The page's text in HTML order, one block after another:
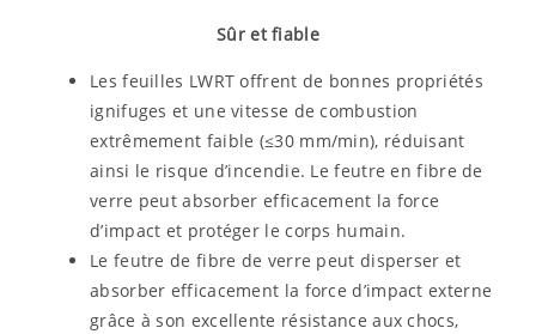
Sûr et fiable
Les feuilles LWRT offrent de bonnes propriétés
ignifuges et une vitesse de combustion
extrêmement faible (≤30 mm/min), réduisant
ainsi le risque d’incendie. Le feutre en fibre de
verre peut absorber efficacement la force
d’impact et protéger le corps humain.
Le feutre de fibre de verre peut disperser et
absorber efficacement la force d’impact externe
grâce à son excellente résistance aux chocs,